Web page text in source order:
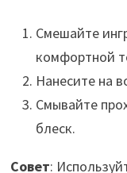
Смешайте
комфортной
Нанесите на
Смывайте
блеск.
Совет: